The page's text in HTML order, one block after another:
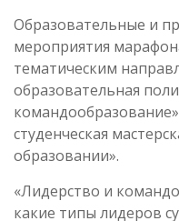
Образовательные и
мероприятия
тематическим
образовательная
студенческая
образовании».
«Лидерство и
какие типы лидеров